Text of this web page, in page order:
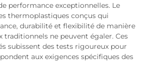
performance exceptionnelles. Le
thermoplastiques conçus qui
durabilité et flexibilité de manière
traditionnels ne peuvent égaler. Ces
subissent des tests rigoureux pour
aux exigences spécifiques des